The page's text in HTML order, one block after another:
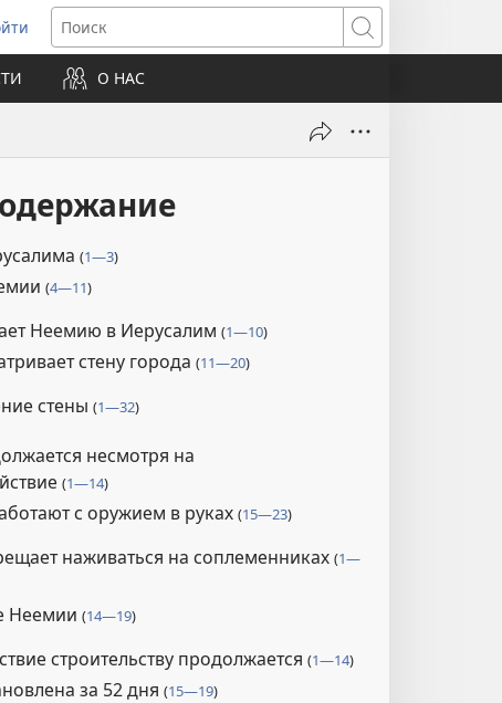
Поиск
О НАС
(1—3)
(4—11)
Неемию в Иерусалим (1—10)
стену города (11—20)
стены (1—32)
несмотря на
(1—14)
с оружием в руках (15—23)
наживаться на соплеменниках (1—
Неемии (14—19)
строительству продолжается (1—14)
за 52 дня (15—19)